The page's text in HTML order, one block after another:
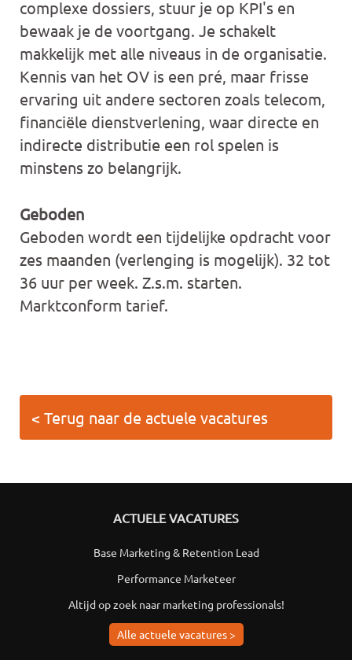
complexe dossiers, stuur je op KPI's en
bewaak je de voortgang. Je schakelt
makkelijk met alle niveaus in de organisatie.
Kennis van het OV is een pré, maar frisse
ervaring uit andere sectoren zoals telecom,
financiële dienstverlening, waar directe en
indirecte distributie een rol spelen is
minstens zo belangrijk.
Geboden
Geboden wordt een tijdelijke opdracht voor
zes maanden (verlenging is mogelijk). 32 tot
36 uur per week. Z.s.m. starten.
Marktconform tarief.
< Terug naar de actuele vacatures
ACTUELE VACATURES
Base Marketing & Retention Lead
Performance Marketeer
Altijd op zoek naar marketing professionals!
Alle actuele vacatures >